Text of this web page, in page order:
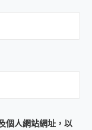
個人網站網址，以